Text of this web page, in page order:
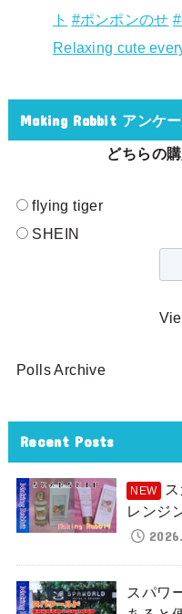
ト #ポンポンのせ
Relaxing cute
Making Rabbit アンケ
どちらの
flying tiger
SHEIN
Polls Archive
Recent Posts
レンジ
スパワ